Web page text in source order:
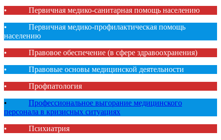
• Первичная медико-санитарная помощь населению
• Первичная медико-профилактическая помощь
населению
• Правовое обеспечение (в сфере здравоохранения)
• Правовые основы медицинской деятельности
• Профпатология
• Профессиональное выгорание медицинского
персонала в кризисных ситуациях
• Психиатрия